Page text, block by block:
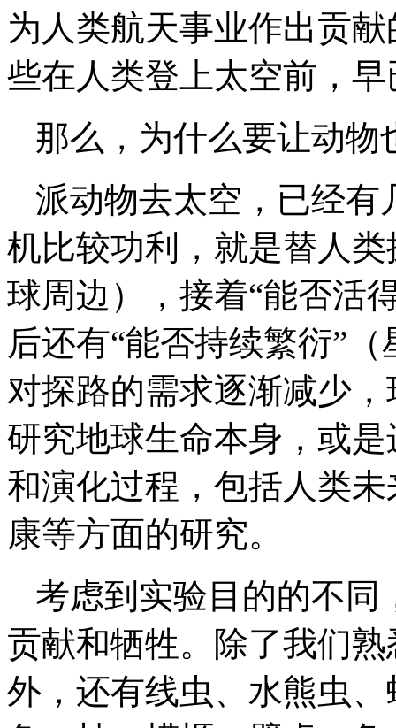
为人类航天事业作出贡
些在人类登上太空前，
那么，为什么要让动物
派动物去太空，已经有
机比较功利，就是替人
球周边），接着“能否活
后还有“能否持续繁衍”
对探路的需求逐渐减少
研究地球生命本身，或
和演化过程，包括人类
康等方面的研究。
考虑到实验目的的不同
贡献和牺牲。除了我们
外，还有线虫、水熊虫